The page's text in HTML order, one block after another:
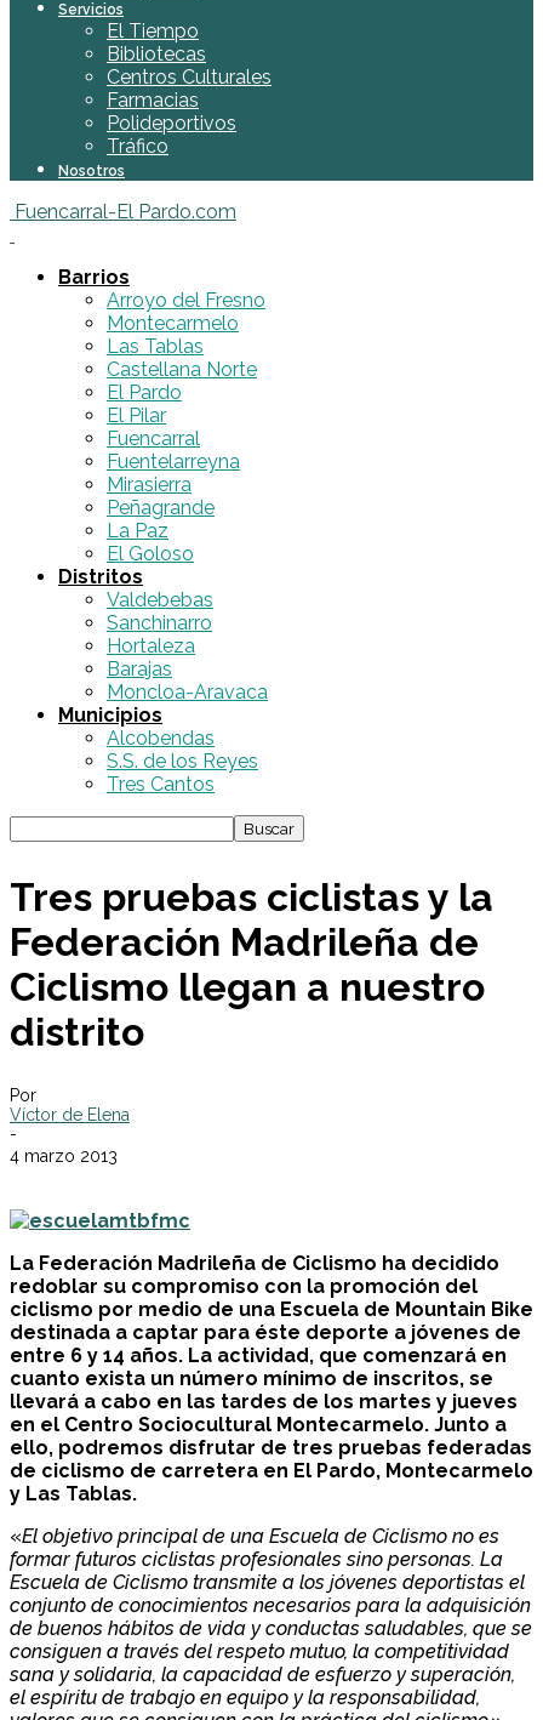
Servicios
El Tiempo
Bibliotecas
Centros Culturales
Farmacias
Polideportivos
Tráfico
Nosotros
Fuencarral-El Pardo.com
Barrios
Arroyo del Fresno
Montecarmelo
Las Tablas
Castellana Norte
El Pardo
El Pilar
Fuencarral
Fuentelarreyna
Mirasierra
Peñagrande
La Paz
El Goloso
Distritos
Valdebebas
Sanchinarro
Hortaleza
Barajas
Moncloa-Aravaca
Municipios
Alcobendas
S.S. de los Reyes
Tres Cantos
Tres pruebas ciclistas y la
Federación Madrileña de
Ciclismo llegan a nuestro
distrito
Por
Víctor de Elena
-
4 marzo 2013
La Federación Madrileña de Ciclismo ha decidido
redoblar su compromiso con la promoción del
ciclismo por medio de una Escuela de Mountain Bike
destinada a captar para éste deporte a jóvenes de
entre 6 y 14 años. La actividad, que comenzará en
cuanto exista un número mínimo de inscritos, se
llevará a cabo en las tardes de los martes y jueves
en el Centro Sociocultural Montecarmelo. Junto a
ello, podremos disfrutar de tres pruebas federadas
de ciclismo de carretera en El Pardo, Montecarmelo
y Las Tablas.
«El objetivo principal de una Escuela de Ciclismo no es
formar futuros ciclistas profesionales sino personas. La
Escuela de Ciclismo transmite a los jóvenes deportistas el
conjunto de conocimientos necesarios para la adquisición
de buenos hábitos de vida y conductas saludables, que se
consiguen a través del respeto mutuo, la competitividad
sana y solidaria, la capacidad de esfuerzo y superación,
el espíritu de trabajo en equipo y la responsabilidad,